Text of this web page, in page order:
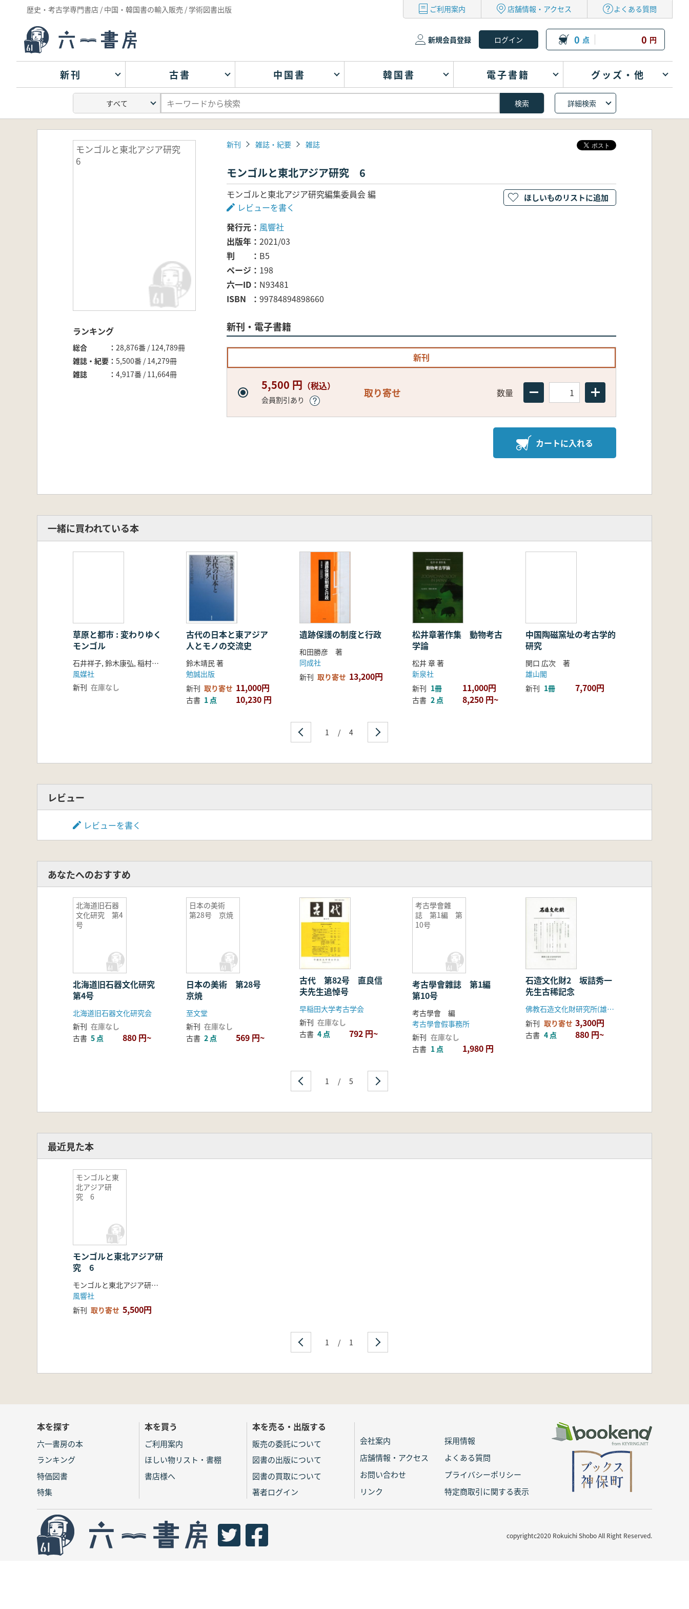
歴史・考古学専門書店 / 中国・韓国書の輸入販売 / 学術図書出版 ご利用案内 店舗情報・アクセス よくある質問
新規会員登録 0 点 0 円
新刊 古書 中国書 韓国書 電子書籍 グッズ・他
詳細検索
モンゴルと東北アジア研究
6
ランキング
総合
28,876番 / 124,789冊
雑誌・紀要
5,500番 / 14,279冊
雑誌
4,917番 / 11,664冊
新刊 雑誌・紀要 雑誌
モンゴルと東北アジア研究 6
モンゴルと東北アジア研究編集委員会 編
レビューを書く
発行元
風響社
出版年
2021/03
判
B5
ページ
198
六一ID
N93481
ISBN
99784894898660
新刊・電子書籍
新刊
5,500 円 （税込）
会員割引あり
取り寄せ 数量
カートに入れる
ほしいものリストに追加
一緒に買われている本
草原と都市 : 変わりゆく
モンゴル
石井祥子, 鈴木康弘, 稲村哲也 編著
風媒社
新刊 在庫なし
古代の日本と東アジア
人とモノの交流史
鈴木靖民 著
勉誠出版
新刊 取り寄せ 11,000円
古書 1 点 10,230 円
遺跡保護の制度と行政
和田勝彦 著
同成社
新刊 取り寄せ 13,200円
松井章著作集 動物考古
学論
松井 章 著
新泉社
新刊 1冊 11,000円
古書 2 点 8,250 円~
中国陶磁窯址の考古学的
研究
関口 広次 著
雄山閣
新刊 1冊 7,700円
1 / 4
レビュー
レビューを書く
あなたへのおすすめ
北海道旧石器
文化研究 第4
号
北海道旧石器文化研究
第4号
北海道旧石器文化研究会
新刊 在庫なし
古書 5 点 880 円~
日本の美術
第28号 京焼
日本の美術 第28号
京焼
至文堂
新刊 在庫なし
古書 2 点 569 円~
古代 第82号 直良信
夫先生追悼号
早稲田大学考古学会
新刊 在庫なし
古書 4 点 792 円~
考古學會雜
誌 第1編 第
10号
考古學會雜誌 第1編
第10号
考古學會 編
考古學會假事務所
新刊 在庫なし
古書 1 点 1,980 円
石造文化財2 坂詰秀一
先生古稀記念
佛教石造文化財研究所(雄山閣)
新刊 取り寄せ 3,300円
古書 4 点 880 円~
1 / 5
最近見た本
モンゴルと東
北アジア研
究 6
モンゴルと東北アジア研
究 6
モンゴルと東北アジア研究編集委員会 編
風響社
新刊 取り寄せ 5,500円
1 / 1
本を探す
六一書房の本
ランキング
特価図書
特集
本を買う
ご利用案内
ほしい物リスト・書棚
書店様へ
本を売る・出版する
販売の委託について
図書の出版について
図書の買取について
著者ログイン
会社案内
採用情報
店舗情報・アクセス
よくある質問
お問い合わせ
プライバシーポリシー
リンク
特定商取引に関する表示
copyrightc2020 Rokuichi Shobo All Right Reserved.